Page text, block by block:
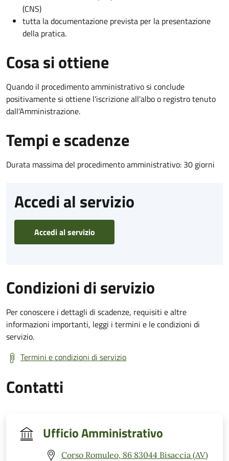
(CNS)
tutta la documentazione prevista per la presentazione
della pratica.
Cosa si ottiene
Quando il procedimento amministrativo si conclude
positivamente si ottiene l'iscrizione all'albo o registro tenuto
dall'Amministrazione.
Tempi e scadenze
Durata massima del procedimento amministrativo: 30 giorni
Accedi al servizio
Accedi al servizio
Condizioni di servizio
Per conoscere i dettagli di scadenze, requisiti e altre
informazioni importanti, leggi i termini e le condizioni di
servizio.
Termini e condizioni di servizio
Contatti
Ufficio Amministrativo
Corso Romuleo, 86 83044 Bisaccia (AV)